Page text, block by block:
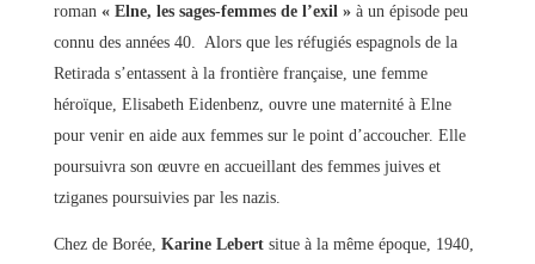
roman « Elne, les sages-femmes de l’exil »à un épisode peu
connu des années 40. Alors que les réfugiés espagnols de la
Retirada s’entassent à la frontière française, une femme
héroïque, Elisabeth Eidenbenz, ouvre une maternité à Elne
pour venir en aide aux femmes sur le point d’accoucher. Elle
poursuivra son œuvre en accueillant des femmes juives et
tziganes poursuivies par les nazis.
Chez de Borée, Karine Lebertsitue à la même époque, 1940,